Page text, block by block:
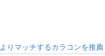
よりマッチするカラコンを推薦